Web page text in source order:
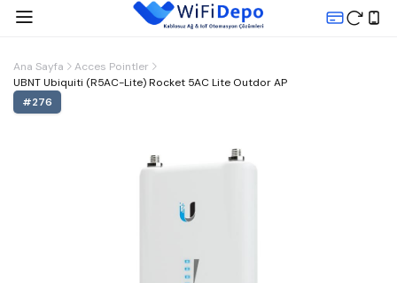
Ana Sayfa
Acces Pointler
UBNT Ubiquiti (R5AC-Lite) Rocket 5AC Lite Outdor AP
#276